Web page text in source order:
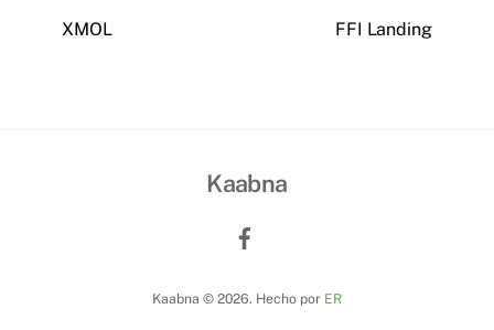
XMOL FFI Landing
Kaabna
Kaabna © 2026. Hecho por ER